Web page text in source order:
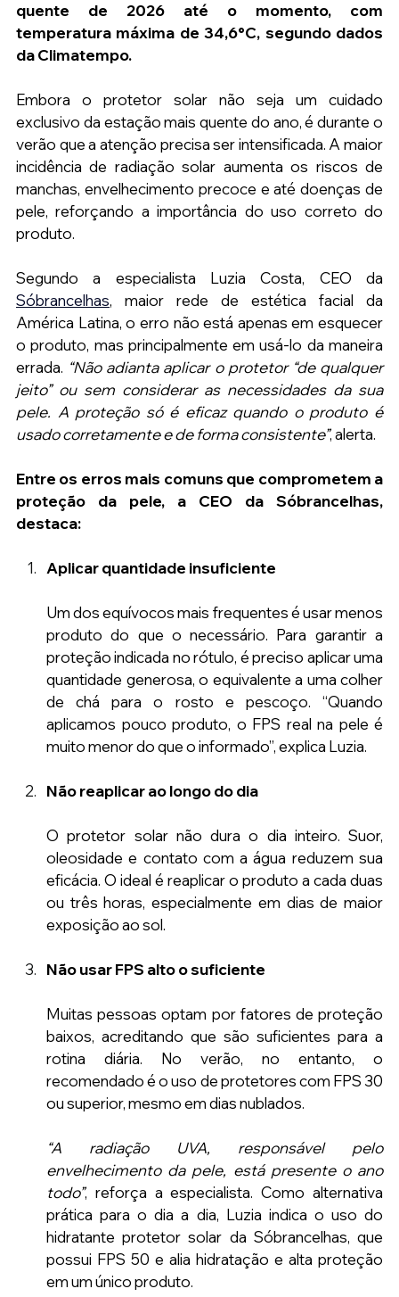
quente de 2026 até o momento, com
temperatura máxima de 34,6°C, segundo dados
da Climatempo.
Embora o protetor solar não seja um cuidado
exclusivo da estação mais quente do ano, é durante o
verão que a atenção precisa ser intensificada. A maior
incidência de radiação solar aumenta os riscos de
manchas, envelhecimento precoce e até doenças de
pele, reforçando a importância do uso correto do
produto.
Segundo a especialista Luzia Costa, CEO da
Sóbrancelhas, maior rede de estética facial da
América Latina, o erro não está apenas em esquecer
o produto, mas principalmente em usá-lo da maneira
errada. “Não adianta aplicar o protetor “de qualquer
jeito” ou sem considerar as necessidades da sua
pele. A proteção só é eficaz quando o produto é
usado corretamente e de forma consistente”, alerta.
Entre os erros mais comuns que comprometem a
proteção da pele, a CEO da Sóbrancelhas,
destaca:
Aplicar quantidade insuficiente
Um dos equívocos mais frequentes é usar menos
produto do que o necessário. Para garantir a
proteção indicada no rótulo, é preciso aplicar uma
quantidade generosa, o equivalente a uma colher
de chá para o rosto e pescoço. “Quando
aplicamos pouco produto, o FPS real na pele é
muito menor do que o informado”, explica Luzia.
Não reaplicar ao longo do dia
O protetor solar não dura o dia inteiro. Suor,
oleosidade e contato com a água reduzem sua
eficácia. O ideal é reaplicar o produto a cada duas
ou três horas, especialmente em dias de maior
exposição ao sol.
Não usar FPS alto o suficiente
Muitas pessoas optam por fatores de proteção
baixos, acreditando que são suficientes para a
rotina diária. No verão, no entanto, o
recomendado é o uso de protetores com FPS 30
ou superior, mesmo em dias nublados.
“A radiação UVA, responsável pelo
envelhecimento da pele, está presente o ano
todo”, reforça a especialista. Como alternativa
prática para o dia a dia, Luzia indica o uso do
hidratante protetor solar da Sóbrancelhas, que
possui FPS 50 e alia hidratação e alta proteção
em um único produto.